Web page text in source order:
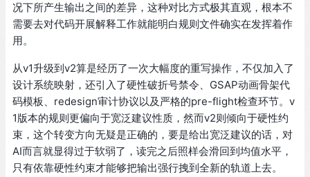
况下所产生输出之间的差异，这种对比方式极其直观，根本不
需要去对代码开展解释工作就能明白规则文件确实在发挥着作
用。
从v1升级到v2算是经历了一次大幅度的重写操作，不仅加入了
设计系统映射，还引入了硬性破折号禁令、GSAP动画骨架代
码模板、redesign审计协议以及严格的pre-flight检查环节。v
1版本的规则更偏向于宽泛建议性质，然而v2则倾向于硬性约
束，这个转变方向无疑是正确的，要是给出宽泛建议的话，对
AI而言就显得过于软弱了，读完之后照样会滑回到均值水平，
只有依靠硬性约束才能够把输出强行拽到全新的轨道上去。